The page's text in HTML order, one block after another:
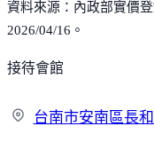
資料來源：內政部實價
2026/04/16。
接待會館
台南市安南區長